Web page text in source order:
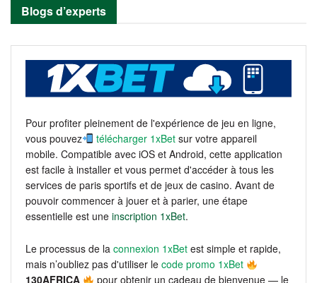
Blogs d’experts
Pour profiter pleinement de l'expérience de jeu en ligne,
vous pouvez
télécharger 1xBet sur votre appareil
mobile. Compatible avec iOS et Android, cette application
est facile à installer et vous permet d'accéder à tous les
services de paris sportifs et de jeux de casino. Avant de
pouvoir commencer à jouer et à parier, une étape
essentielle est une inscription 1xBet.
Le processus de la connexion 1xBet est simple et rapide,
mais n’oubliez pas d'utiliser le code promo 1xBet
130AFRICA
pour obtenir un cadeau de bienvenue — le